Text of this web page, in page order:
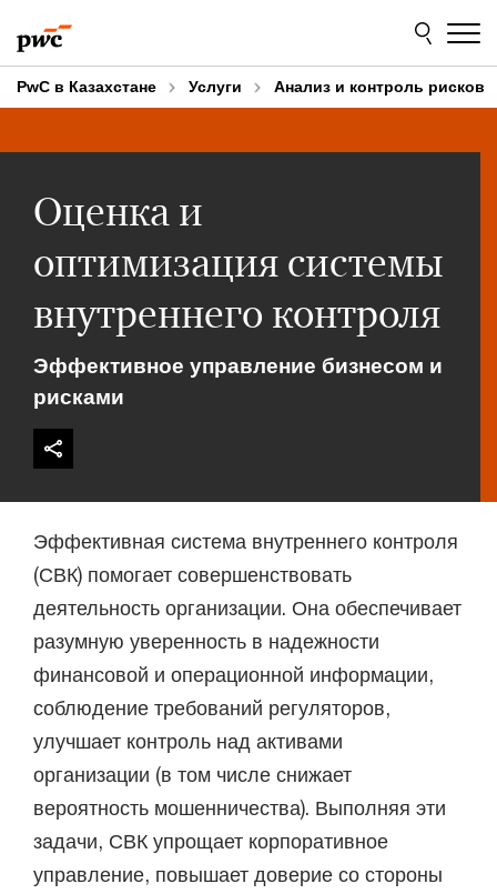
to
content
to
footer
PwC в Казахстане Услуги Анализ и контроль рисков
Оценка и
оптимизация системы
внутреннего контроля
Эффективное управление бизнесом и
рисками
Эффективная система внутреннего контроля
(СВК) помогает совершенствовать
деятельность организации. Она обеспечивает
разумную уверенность в надежности
финансовой и операционной информации,
соблюдение требований регуляторов,
улучшает контроль над активами
организации (в том числе снижает
вероятность мошенничества). Выполняя эти
задачи, СВК упрощает корпоративное
управление, повышает доверие со стороны